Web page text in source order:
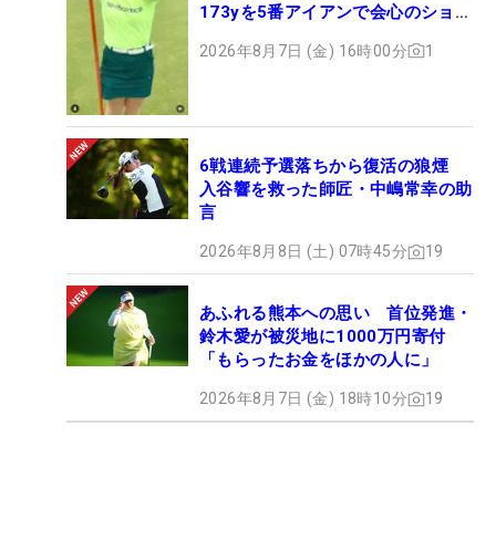
173yを5番アイアンで会心のショッ
2026年8月7日 (金) 16時00分 1
6戦連続予選落ちから復活の狼煙
入谷響を救った師匠・中嶋常幸の助
言
2026年8月8日 (土) 07時45分 19
あふれる熊本への思い 首位発進・
鈴木愛が被災地に1000万円寄付
「もらったお金をほかの人に」
2026年8月7日 (金) 18時10分 19